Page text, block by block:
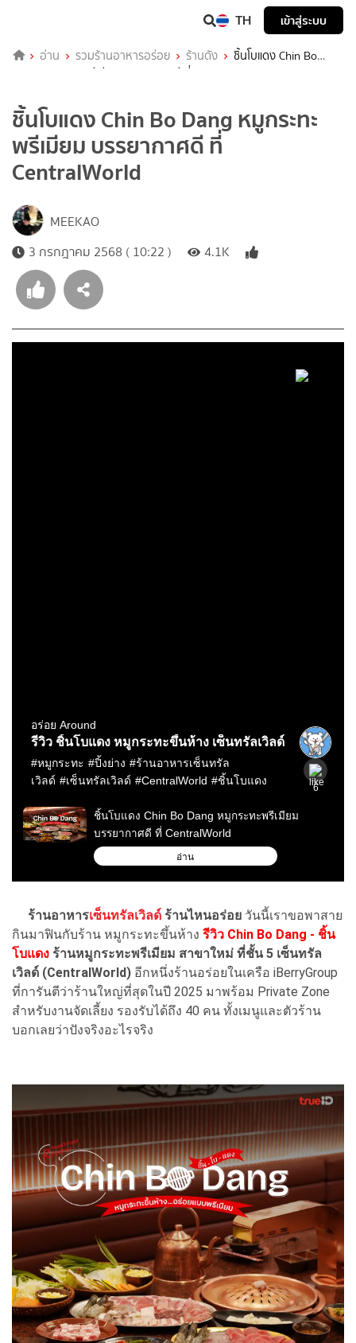
TH เข้าสู่ระบบ
อ่าน รวมร้านอาหารอร่อย ร้านดัง
ชิ้นโบแดง Chin Bo
Dang หมูกระทะพรีเมียม บรรยากาศดี ที่ CentralWorld
ชิ้นโบแดง Chin Bo Dang หมูกระทะ
พรีเมียม บรรยากาศดี ที่
CentralWorld
MEEKAO
3 กรกฎาคม 2568 ( 10:22 )
4.1K
ร้านอาหารเซ็นทรัลเวิลด์ ร้านไหนอร่อย วันนี้เราขอพาสาย
กินมาฟินกับร้าน หมูกระทะขึ้นห้าง รีวิว Chin Bo Dang - ชิ้น
โบแดง ร้านหมูกระทะพรีเมียม สาขาใหม่ ที่ชั้น 5 เซ็นทรัล
เวิลด์ (CentralWorld) อีกหนึ่งร้านอร่อยในเครือ iBerryGroup
ที่การันตีว่าร้านใหญ่ที่สุดในปี 2025 มาพร้อม Private Zone
สำหรับงานจัดเลี้ยง รองรับได้ถึง 40 คน ทั้งเมนูและตัวร้าน
บอกเลยว่าปังจริงอะไรจริง